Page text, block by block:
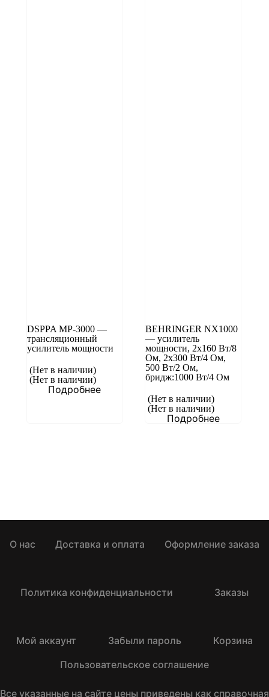
DSPPA MP-3000 —
трансляционный
усилитель мощности
(Нет в наличии)
(Нет в наличии)
Подробнее
BEHRINGER NX1000
— усилитель
мощности, 2х160 Вт/8
Ом, 2х300 Вт/4 Ом,
500 Вт/2 Ом,
бридж:1000 Вт/4 Ом
(Нет в наличии)
(Нет в наличии)
Подробнее
О нас Доставка и оплата Оформление заказа
Политика конфиденциальности Заказы
Мой аккаунт Забыли пароль
Корзина
Пользовательское соглашение
Все указанные на сайте цены приведены как справочная